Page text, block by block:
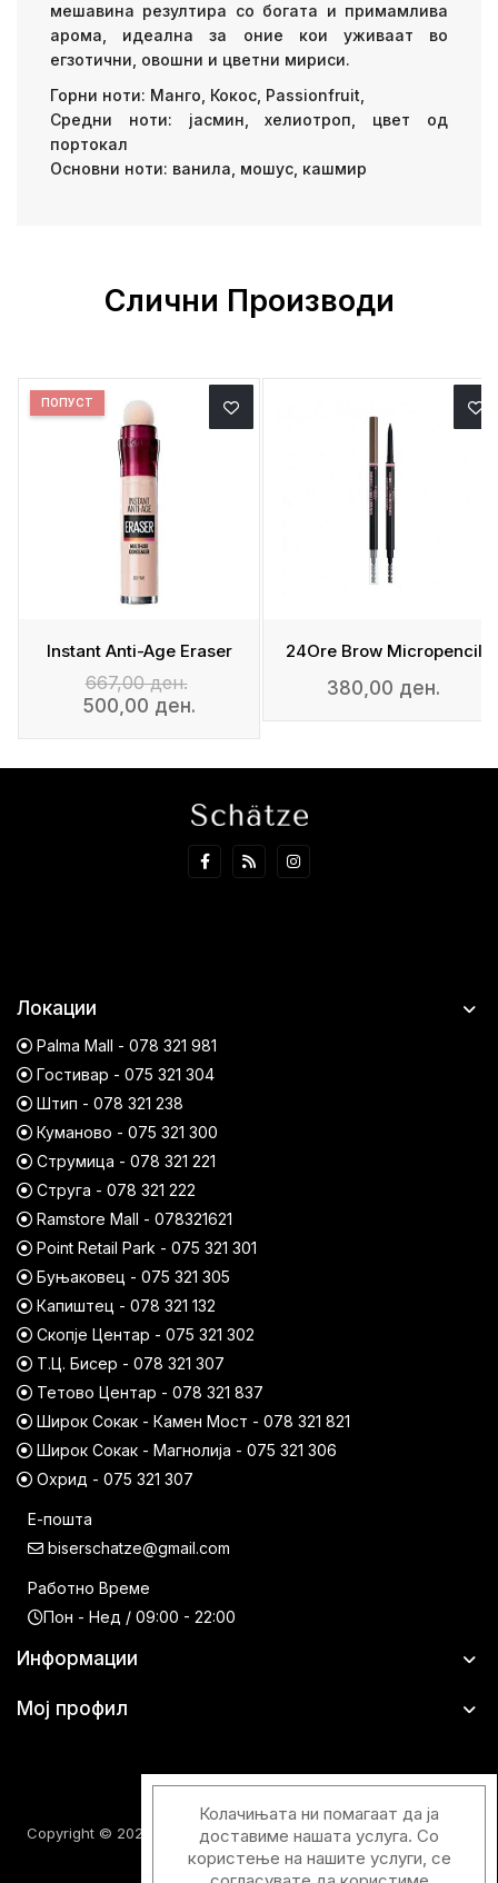
мешавина резултира со богата и примамлива
арома, идеална за оние кои уживаат во
егзотични, овошни и цветни мириси.
Горни ноти: Манго, Кокос, Passionfruit,
Средни ноти: јасмин, хелиотроп, цвет од
портокал
Основни ноти: ванила, мошус, кашмир
Слични Производи
Instant Anti-Age Eraser
ПОПУСТ
667,00 ден.
500,00 ден.
24Ore Brow Micropencil
380,00 ден.
Локации
Palma Mall - 078 321 981
Гостивар - 075 321 304
Штип - 078 321 238
Куманово - 075 321 300
Струмица - 078 321 221
Струга - 078 321 222
Ramstore Mall - 078321621
Point Retail Park - 075 321 301
Буњаковец - 075 321 305
Капиштец - 078 321 132
Скопје Центар - 075 321 302
Т.Ц. Бисер - 078 321 307
Тетово Центар - 078 321 837
Широк Сокак - Камен Мост - 078 321 821
Широк Сокак - Магнолија - 075 321 306
Охрид - 075 321 307
Е-пошта
biserschatze@gmail.com
Работно Време
Пон - Нед / 09:00 - 22:00
Информации
Мој профил
Copyright © 2026 Шатци Парфимерии. Сите права задржани.
Колачињата ни помагаат да ја
доставиме нашата услуга. Со
користење на нашите услуги, се